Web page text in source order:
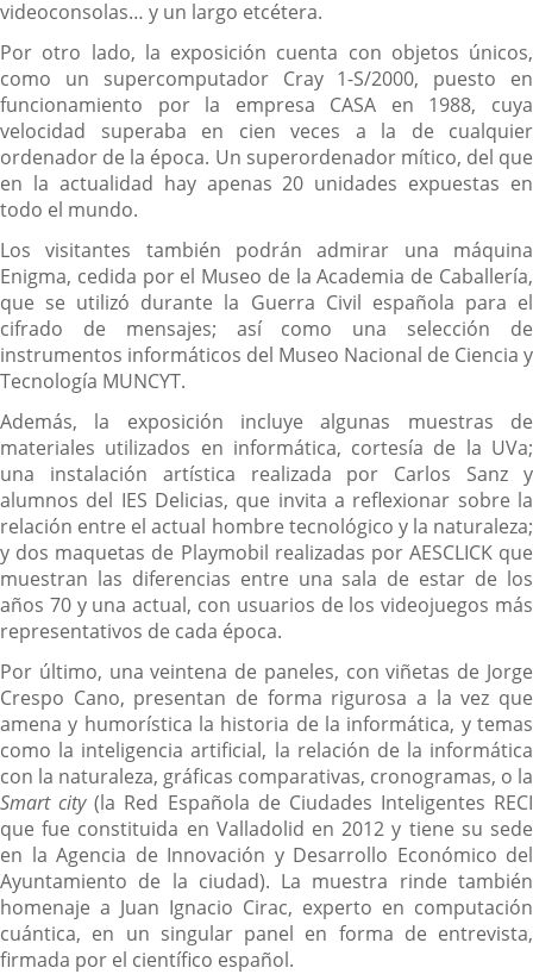
videoconsolas… y un largo etcétera.
Por otro lado, la exposición cuenta con objetos únicos,
como un supercomputador Cray 1-S/2000, puesto en
funcionamiento por la empresa CASA en 1988, cuya
velocidad superaba en cien veces a la de cualquier
ordenador de la época. Un superordenador mítico, del que
en la actualidad hay apenas 20 unidades expuestas en
todo el mundo.
Los visitantes también podrán admirar una máquina
Enigma, cedida por el Museo de la Academia de Caballería,
que se utilizó durante la Guerra Civil española para el
cifrado de mensajes; así como una selección de
instrumentos informáticos del Museo Nacional de Ciencia y
Tecnología MUNCYT.
Además, la exposición incluye algunas muestras de
materiales utilizados en informática, cortesía de la UVa;
una instalación artística realizada por Carlos Sanz y
alumnos del IES Delicias, que invita a reflexionar sobre la
relación entre el actual hombre tecnológico y la naturaleza;
y dos maquetas de Playmobil realizadas por AESCLICK que
muestran las diferencias entre una sala de estar de los
años 70 y una actual, con usuarios de los videojuegos más
representativos de cada época.
Por último, una veintena de paneles, con viñetas de Jorge
Crespo Cano, presentan de forma rigurosa a la vez que
amena y humorística la historia de la informática, y temas
como la inteligencia artificial, la relación de la informática
con la naturaleza, gráficas comparativas, cronogramas, o la
Smart city(la Red Española de Ciudades Inteligentes RECI
que fue constituida en Valladolid en 2012 y tiene su sede
en la Agencia de Innovación y Desarrollo Económico del
Ayuntamiento de la ciudad). La muestra rinde también
homenaje a Juan Ignacio Cirac, experto en computación
cuántica, en un singular panel en forma de entrevista,
firmada por el científico español.